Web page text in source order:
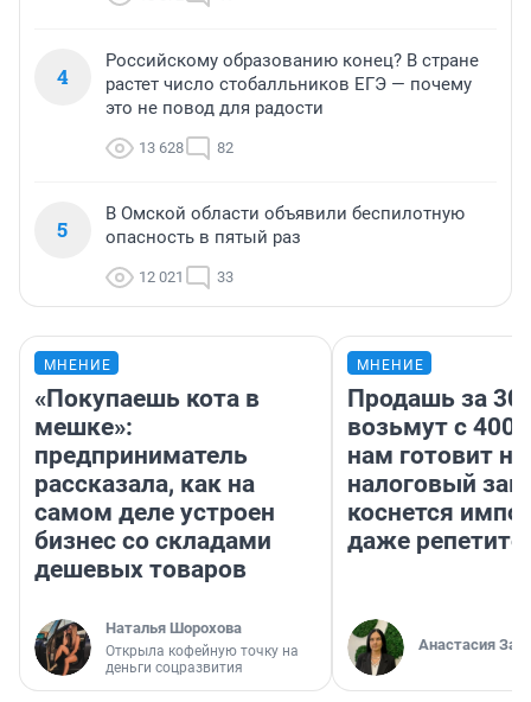
4
Российскому образованию конец? В стране
растет число стобалльников ЕГЭ — почему
это не повод для радости
13 628 82
5
В Омской области объявили беспилотную
опасность в пятый раз
12 021 33
МНЕНИЕ
«Покупаешь кота в
мешке»:
предприниматель
рассказала, как на
самом деле устроен
бизнес со складами
дешевых товаров
Наталья Шорохова
Открыла кофейную точку на
деньги соцразвития
МНЕНИЕ
Продашь за
возьмут с
нам готовит
налоговый
коснется
даже
Анастасия